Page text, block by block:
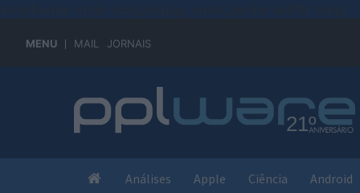
MENU MAIL JORNAIS
Análises Apple Ciência Android